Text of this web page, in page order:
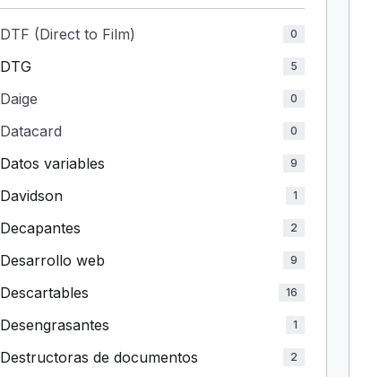
DTF (Direct to Film) 0
DTG 5
Daige 0
Datacard 0
Datos variables 9
Davidson 1
Decapantes 2
Desarrollo web 9
Descartables 16
Desengrasantes 1
Destructoras de documentos 2